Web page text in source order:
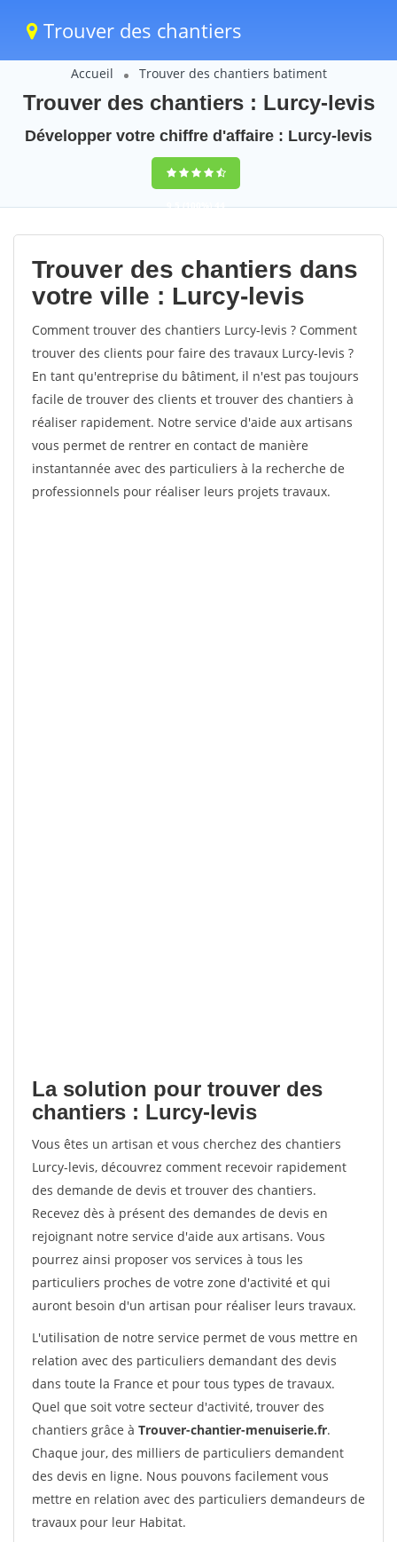
Trouver des chantiers
Accueil Trouver des chantiers batiment
Trouver des chantiers : Lurcy-levis
Développer votre chiffre d'affaire : Lurcy-levis
9,5(100%)44
votes
Trouver des chantiers dans
votre ville : Lurcy-levis
Comment trouver des chantiers Lurcy-levis ? Comment
trouver des clients pour faire des travaux Lurcy-levis ?
En tant qu'entreprise du bâtiment, il n'est pas toujours
facile de trouver des clients et trouver des chantiers à
réaliser rapidement. Notre service d'aide aux artisans
vous permet de rentrer en contact de manière
instantannée avec des particuliers à la recherche de
professionnels pour réaliser leurs projets travaux.
La solution pour trouver des
chantiers : Lurcy-levis
Vous êtes un artisan et vous cherchez des chantiers
Lurcy-levis, découvrez comment recevoir rapidement
des demande de devis et trouver des chantiers.
Recevez dès à présent des demandes de devis en
rejoignant notre service d'aide aux artisans. Vous
pourrez ainsi proposer vos services à tous les
particuliers proches de votre zone d'activité et qui
auront besoin d'un artisan pour réaliser leurs travaux.
L'utilisation de notre service permet de vous mettre en
relation avec des particuliers demandant des devis
dans toute la France et pour tous types de travaux.
Quel que soit votre secteur d'activité, trouver des
chantiers grâce à Trouver-chantier-menuiserie.fr.
Chaque jour, des milliers de particuliers demandent
des devis en ligne. Nous pouvons facilement vous
mettre en relation avec des particuliers demandeurs de
travaux pour leur Habitat.